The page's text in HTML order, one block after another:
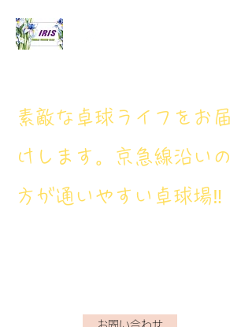
​素敵な卓球ライフをお届
けします。京急線沿いの
方が通いやすい卓球場‼
お問い合わせ